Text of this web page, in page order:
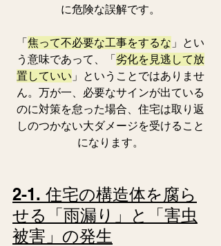
に危険な誤解です。
「焦って不必要な工事をするな 」とい
う意味であって、「劣化を見逃して放
置していい 」ということではありませ
ん。万が一、必要なサインが出ている
のに対策を怠った場合、住宅は取り返
しのつかない大ダメージを受けること
になります。
2-1. 住宅の構造体を腐ら
せる「雨漏り」と「害虫
被害」の発生